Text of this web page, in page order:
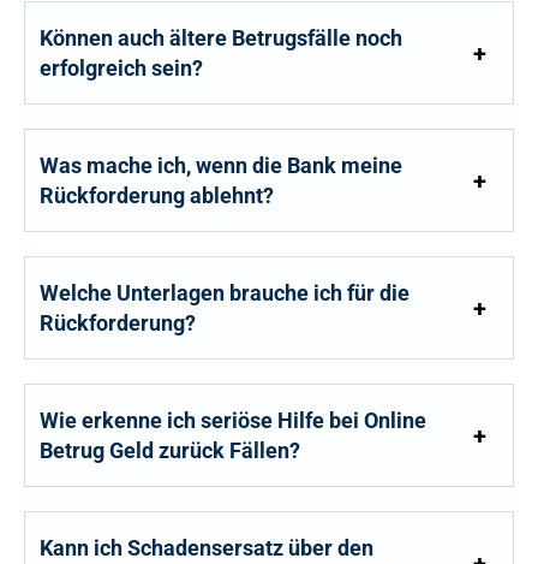
Können auch ältere Betrugsfälle noch
erfolgreich sein?
Was mache ich, wenn die Bank meine
Rückforderung ablehnt?
Welche Unterlagen brauche ich für die
Rückforderung?
Wie erkenne ich seriöse Hilfe bei Online
Betrug Geld zurück Fällen?
Kann ich Schadensersatz über den